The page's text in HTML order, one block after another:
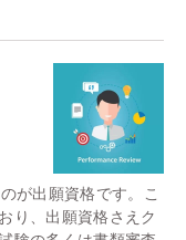
が出願資格です。こ
り、出願資格さえク